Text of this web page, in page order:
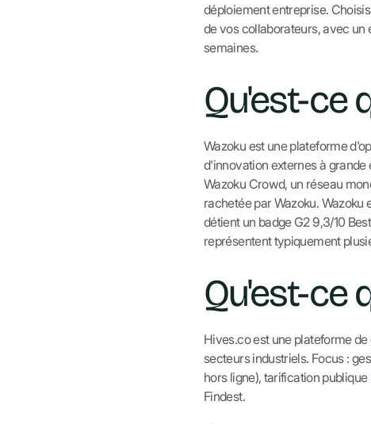
déploiement entreprise.
de vos collaborateurs, avec un
semaines.
Qu'est-ce
Wazoku est une plateforme
d'innovation externes à
Wazoku Crowd, un réseau
rachetée par Wazoku.
détient un badge G2 9,3/10
représentent typiquement
Qu'est-ce
Hives.co est une plateforme
secteurs industriels. Focus :
hors ligne), tarification publique
Findest.